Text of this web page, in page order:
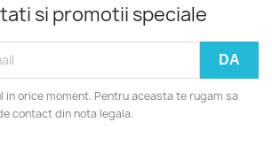
si promotii speciale
orice moment. Pentru aceasta te rugam sa
contact din nota legala.